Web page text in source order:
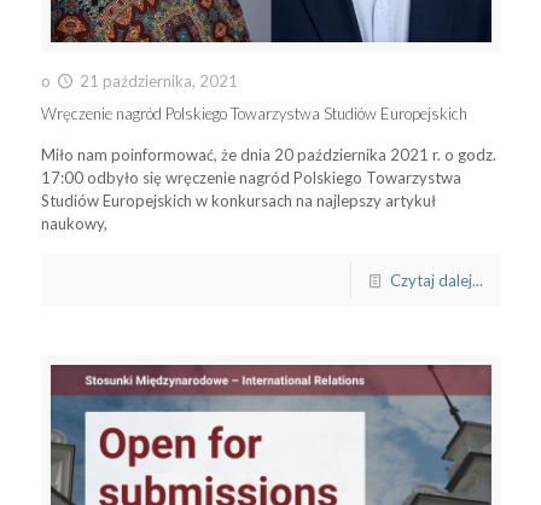
o
21 października, 2021
Wręczenie nagród Polskiego Towarzystwa Studiów Europejskich
Miło nam poinformować, że dnia 20 października 2021 r. o godz.
17:00 odbyło się wręczenie nagród Polskiego Towarzystwa
Studiów Europejskich w konkursach na najlepszy artykuł
naukowy,
Czytaj dalej...